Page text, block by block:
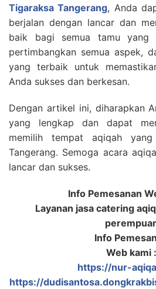
Tigaraksa Tangerang, Anda
berjalan dengan lancar dan
baik bagi semua tamu yang
pertimbangkan semua aspek,
yang terbaik untuk
Anda sukses dan berkesan.
Dengan artikel ini, diharapkan
yang lengkap dan dapat
memilih tempat aqiqah
Tangerang. Semoga acara
lancar dan sukses.
Info Pemesanan
Layanan jasa catering
Info
Web kami :
https://nur-
https://